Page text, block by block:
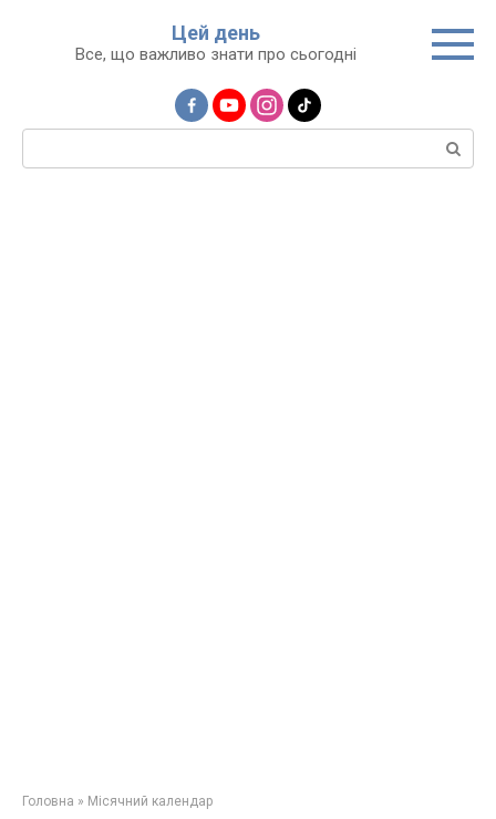
Цей день
Все, що важливо знати про сьогодні
Пошук:
Головна » Місячний календар